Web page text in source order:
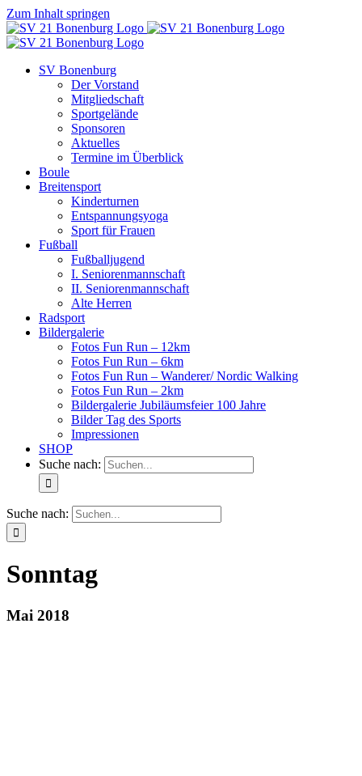
Zum Inhalt springen
SV Bonenburg
Der Vorstand
Mitgliedschaft
Sportgelände
Sponsoren
Aktuelles
Termine im Überblick
Boule
Breitensport
Kinderturnen
Entspannungsyoga
Sport für Frauen
Fußball
Fußballjugend
I. Seniorenmannschaft
II. Seniorenmannschaft
Alte Herren
Radsport
Bildergalerie
Fotos Fun Run – 12km
Fotos Fun Run – 6km
Fotos Fun Run – Wanderer/ Nordic Walking
Fotos Fun Run – 2km
Bildergalerie Jubiläumsfeier 100 Jahre
Bilder Tag des Sports
Impressionen
SHOP
Suche nach:
Suche nach:
Sonntag
Mai 2018